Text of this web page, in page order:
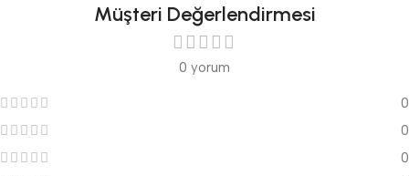
Müşteri Değerlendirmesi
0 yorum
0
0
0